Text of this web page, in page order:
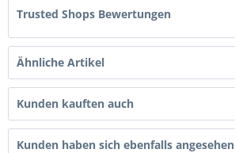
Trusted Shops Bewertungen
Ähnliche Artikel
Kunden kauften auch
Kunden haben sich ebenfalls angesehen